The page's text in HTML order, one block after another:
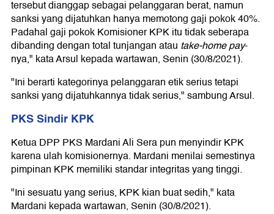
tersebut dianggap sebagai pelanggaran berat, namun
sanksi yang dijatuhkan hanya memotong gaji pokok 40%.
Padahal gaji pokok Komisioner KPK itu tidak seberapa
dibanding dengan total tunjangan atau take-home pay-
nya," kata Arsul kepada wartawan, Senin (30/8/2021).
"Ini berarti kategorinya pelanggaran etik serius tetapi
sanksi yang dijatuhkannya tidak serius," sambung Arsul.
PKS Sindir KPK
Ketua DPP PKS Mardani Ali Sera pun menyindir KPK
karena ulah komisionernya. Mardani menilai semestinya
pimpinan KPK memiliki standar integritas yang tinggi.
"Ini sesuatu yang serius, KPK kian buat sedih," kata
Mardani kepada wartawan, Senin (30/8/2021).